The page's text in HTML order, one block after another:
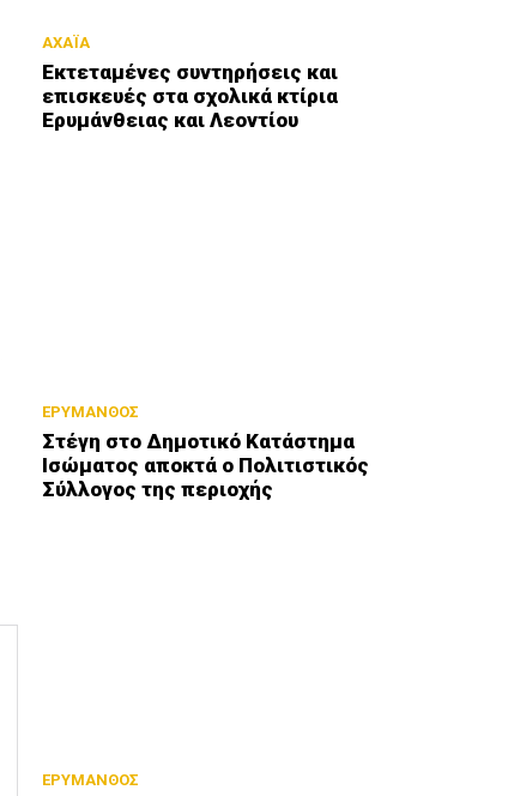
ΑΧΑΪΑ
Εκτεταμένες συντηρήσεις και
επισκευές στα σχολικά κτίρια
Ερυμάνθειας και Λεοντίου
ΕΡΥΜΑΝΘΟΣ
Στέγη στο Δημοτικό Κατάστημα
Ισώματος αποκτά ο Πολιτιστικός
Σύλλογος της περιοχής
ΕΡΥΜΑΝΘΟΣ